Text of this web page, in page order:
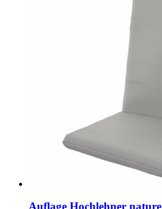
Auflage Hochlehner nature